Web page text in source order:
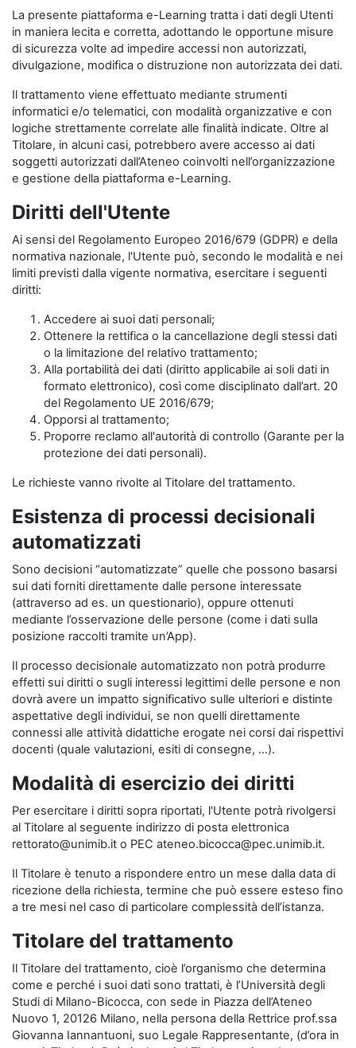
La presente piattaforma e-Learning tratta i dati degli Utenti
in maniera lecita e corretta, adottando le opportune misure
di sicurezza volte ad impedire accessi non autorizzati,
divulgazione, modifica o distruzione non autorizzata dei dati.
Il trattamento viene effettuato mediante strumenti
informatici e/o telematici, con modalità organizzative e con
logiche strettamente correlate alle finalità indicate. Oltre al
Titolare, in alcuni casi, potrebbero avere accesso ai dati
soggetti autorizzati dall’Ateneo coinvolti nell’organizzazione
e gestione della piattaforma e-Learning.
Diritti dell'Utente
Ai sensi del Regolamento Europeo 2016/679 (GDPR) e della
normativa nazionale, l'Utente può, secondo le modalità e nei
limiti previsti dalla vigente normativa, esercitare i seguenti
diritti:
Accedere ai suoi dati personali;
Ottenere la rettifica o la cancellazione degli stessi dati
o la limitazione del relativo trattamento;
Alla portabilità dei dati (diritto applicabile ai soli dati in
formato elettronico), così come disciplinato dall’art. 20
del Regolamento UE 2016/679;
Opporsi al trattamento;
Proporre reclamo all'autorità di controllo (Garante per la
protezione dei dati personali).
Le richieste vanno rivolte al Titolare del trattamento.
Esistenza di processi decisionali
automatizzati
Sono decisioni “automatizzate” quelle che possono basarsi
sui dati forniti direttamente dalle persone interessate
(attraverso ad es. un questionario), oppure ottenuti
mediante l’osservazione delle persone (come i dati sulla
posizione raccolti tramite un’App).
Il processo decisionale automatizzato non potrà produrre
effetti sui diritti o sugli interessi legittimi delle persone e non
dovrà avere un impatto significativo sulle ulteriori e distinte
aspettative degli individui, se non quelli direttamente
connessi alle attività didattiche erogate nei corsi dai rispettivi
docenti (quale valutazioni, esiti di consegne, …).
Modalità di esercizio dei diritti
Per esercitare i diritti sopra riportati, l'Utente potrà rivolgersi
al Titolare al seguente indirizzo di posta elettronica
rettorato@unimib.it o PEC ateneo.bicocca@pec.unimib.it.
Il Titolare è tenuto a rispondere entro un mese dalla data di
ricezione della richiesta, termine che può essere esteso fino
a tre mesi nel caso di particolare complessità dell’istanza.
Titolare del trattamento
Il Titolare del trattamento, cioè l’organismo che determina
come e perché i suoi dati sono trattati, è l’Università degli
Studi di Milano-Bicocca, con sede in Piazza dell’Ateneo
Nuovo 1, 20126 Milano, nella persona della Rettrice prof.ssa
Giovanna Iannantuoni, suo Legale Rappresentante, (d’ora in